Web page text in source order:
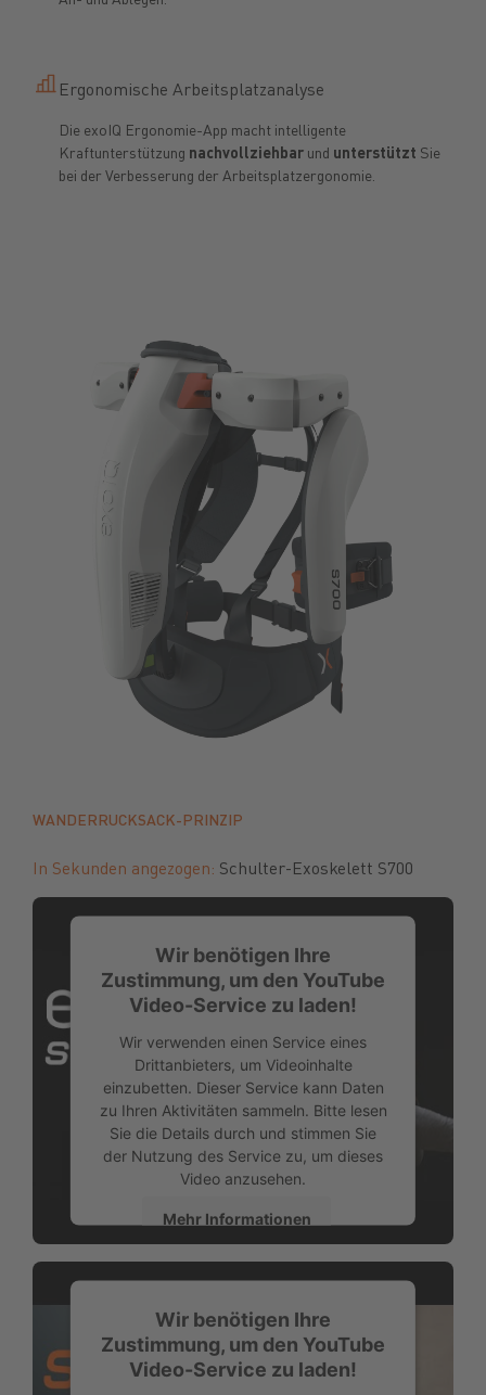
Ergonomische Arbeitsplatzanalyse
Die exoIQ Ergonomie-App macht intelligente
Kraftunterstützung nachvollziehbarund unterstützt Sie
bei der Verbesserung der Arbeitsplatzergonomie.
WANDERRUCKSACK-PRINZIP
In Sekunden angezogen: Schulter-Exoskelett S700
Wir benötigen Ihre
Zustimmung, um den YouTube
Video-Service zu laden!
Wir verwenden einen Service eines
Drittanbieters, um Videoinhalte
einzubetten. Dieser Service kann Daten
zu Ihren Aktivitäten sammeln. Bitte lesen
Sie die Details durch und stimmen Sie
der Nutzung des Service zu, um dieses
Video anzusehen.
Mehr Informationen
Wir benötigen Ihre
Zustimmung, um den YouTube
Video-Service zu laden!